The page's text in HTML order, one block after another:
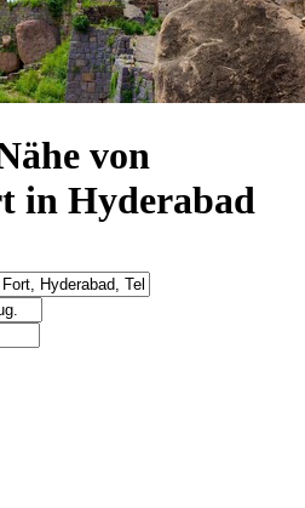
von
in Hyderabad